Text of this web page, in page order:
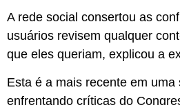
A rede social consertou as
usuários revisem qualquer
que eles queriam, explicou a
Esta é a mais recente em
enfrentando críticas do